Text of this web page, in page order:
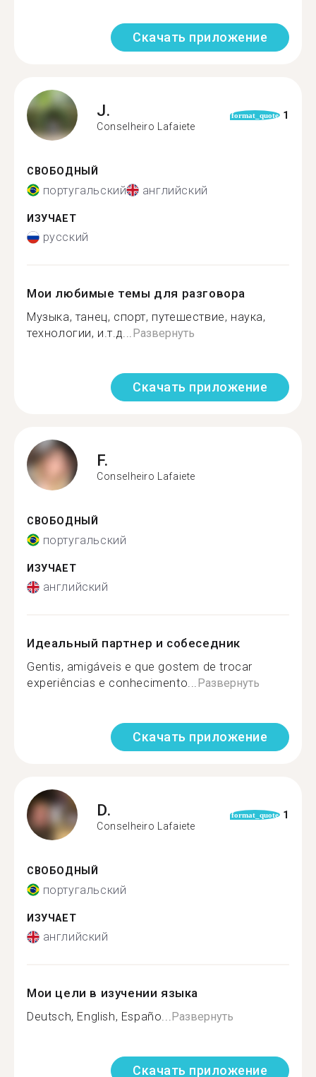
Скачать приложение
J.
Conselheiro Lafaiete
format_quote 1
СВОБОДНЫЙ
португальский английский
ИЗУЧАЕТ
русский
Мои любимые темы для разговора
Музыка, танец, спорт, путешествиe, наукa,
технологии, и.т.д...Развернуть
Скачать приложение
F.
Conselheiro Lafaiete
СВОБОДНЫЙ
португальский
ИЗУЧАЕТ
английский
Идеальный партнер и собеседник
Gentis, amigáveis e que gostem de trocar
experiências e conhecimento...Развернуть
Скачать приложение
D.
Conselheiro Lafaiete
format_quote 1
СВОБОДНЫЙ
португальский
ИЗУЧАЕТ
английский
Мои цели в изучении языка
Deutsch, English, Españo...Развернуть
Скачать приложение